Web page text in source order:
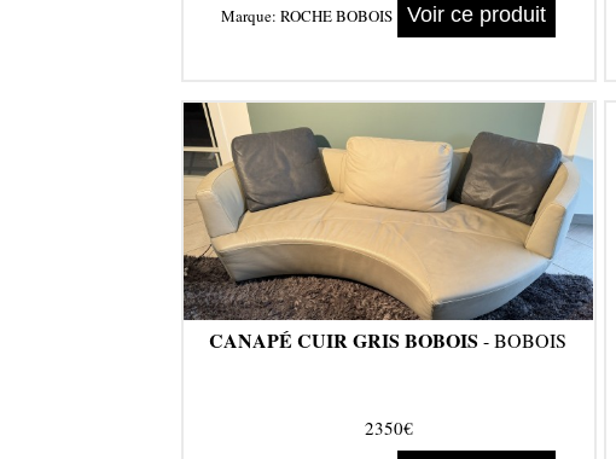
Marque: ROCHE BOBOIS Voir ce produit
CANAPÉ CUIR GRIS BOBOIS - BOBOIS
2350€